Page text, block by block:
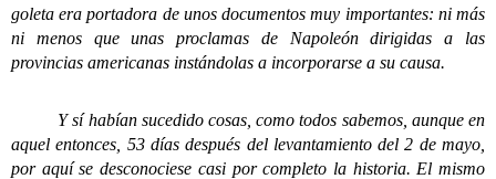
goleta era portadora de unos documentos muy importantes: ni más
ni menos que unas proclamas de Napoleón dirigidas a las
provincias americanas instándolas a incorporarse a su causa.
Y sí habían sucedido cosas, como todos sabemos, aunque en
aquel entonces, 53 días después del levantamiento del 2 de mayo,
por aquí se desconociese casi por completo la historia. El mismo